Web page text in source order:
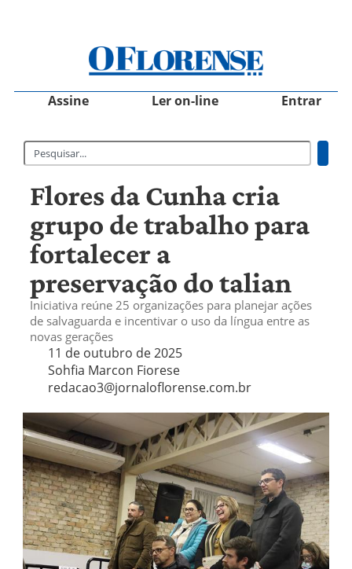
Assine Ler on-line Entrar
Flores da Cunha cria
grupo de trabalho para
fortalecer a
preservação do talian
Iniciativa reúne 25 organizações para planejar ações
de salvaguarda e incentivar o uso da língua entre as
novas gerações
11 de outubro de 2025
Sohfia Marcon Fiorese
redacao3@jornaloflorense.com.br